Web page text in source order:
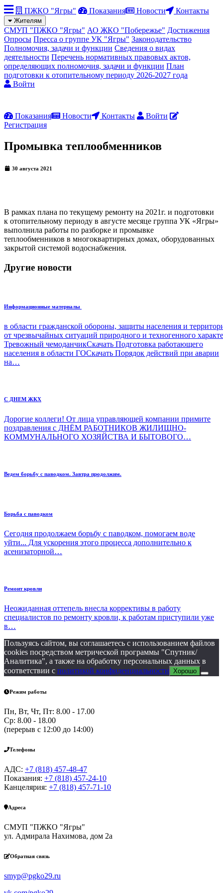
ПЖКО "Ягры" Показания Новости Контакты
Жителям
СМУП "ПЖКО "Ягры" АО ЖКО "Побережье" Достижения
Опросы Пресса о группе УК "Ягры" Законодательство
Полномочия, задачи и функции Сведения о видах
деятельности Перечень нормативных правовых актов,
определяющих полномочия, задачи и функции План
подготовки к отопительному периоду 2026-2027 года
Войти
Показания Новости Контакты
Войти
Регистрация
Промывка теплообменников
30 августа 2021
В рамках плана по текущему ремонту на 2021г. и подготовки
к отопительному периоду в августе месяце группа УК «Ягры»
выполнила работы по разборке и промывке
теплообменников в многоквартирных домах, оборудованных
закрытой системой водоснабжения.
Другие новости
Информационные материалы
в области гражданской обороны, защиты населения и
от чрезвычайных ситуаций природного и техногенного
Тревожный чемоданчикСкачать Подготовка работающего
населения в области ГОСкачать Порядок действий при аварии
на…
С ДНЕМ ЖКХ
Дорогие коллеги! От лица управляющей компании примите
поздравления с ДНЁМ РАБОТНИКОВ ЖИЛИЩНО-
КОММУНАЛЬНОГО ХОЗЯЙСТВА И БЫТОВОГО…
Ведем борьбу с паводком. Завтра продолжим.
Борьба с паводком
Сегодня продолжаем борьбу с паводком, помогаем воде
уйти... Для ускорения этого процесса дополнительно к
асенизаторной…
Ремонт кровли
Неожиданная оттепель внесла коррективы в работу
специалистов по ремонту кровли, к работам приступили уже
в…
Пользуясь сайтом, вы соглашаетесь с использованием файлов
cookies посредством метрической программы "Спутник/
Аналитика", а также на обработку персональных данных в
соответствии с политикой конфиденциальности Хорошо
Режим работы
Пн, Вт, Чт, Пт: 8.00 - 17.00
Ср: 8.00 - 18.00
(перерыв с 12:00 до 14:00)
Телефоны
АДС: +7 (818) 457-48-47
Показания: +7 (818) 457-24-10
Канцелярия: +7 (818) 457-71-10
Адреса
СМУП "ПЖКО "Ягры"
ул. Адмирала Нахимова, дом 2а
Обратная связь
smyp@pgko29.ru